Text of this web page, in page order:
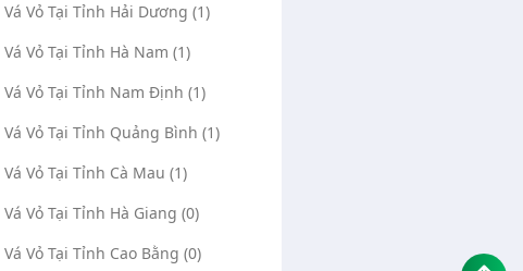
Vá Vỏ Tại Tỉnh Hải Dương (1)
Vá Vỏ Tại Tỉnh Hà Nam (1)
Vá Vỏ Tại Tỉnh Nam Định (1)
Vá Vỏ Tại Tỉnh Quảng Bình (1)
Vá Vỏ Tại Tỉnh Cà Mau (1)
Vá Vỏ Tại Tỉnh Hà Giang (0)
Vá Vỏ Tại Tỉnh Cao Bằng (0)